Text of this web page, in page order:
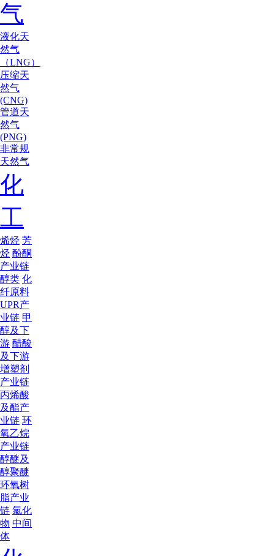
气
液化天
然气
（LNG）
压缩天
然气
(CNG)
管道天
然气
(PNG)
非常规
天然气
化
工
烯烃 芳
烃 酚酮
产业链
醇类 化
纤原料
UPR产
业链 甲
醇及下
游 醋酸
及下游
增塑剂
产业链
丙烯酸
及酯产
业链 环
氧乙烷
产业链
醇醚及
醇聚醚
环氧树
脂产业
链 氯化
物 中间
体